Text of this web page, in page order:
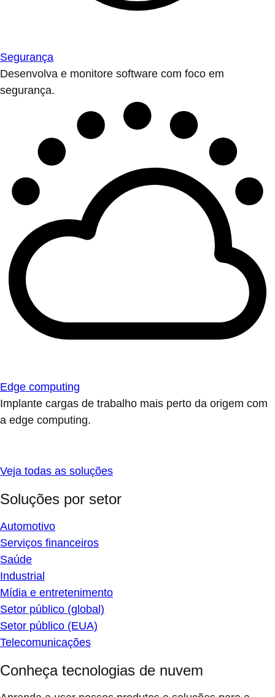
Segurança
Desenvolva e monitore software com foco em
segurança.
Edge computing
Implante cargas de trabalho mais perto da origem com
a edge computing.
Veja todas as soluções
Soluções por setor
Automotivo
Serviços financeiros
Saúde
Industrial
Mídia e entretenimento
Setor público (global)
Setor público (EUA)
Telecomunicações
Conheça tecnologias de nuvem